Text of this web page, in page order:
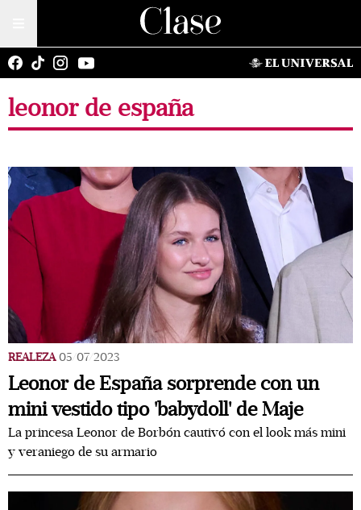
leonor de españa
REALEZA 05/07/2023
Leonor de España sorprende con un
mini vestido tipo 'babydoll' de Maje
La princesa Leonor de Borbón cautivó con el look más mini
y veraniego de su armario